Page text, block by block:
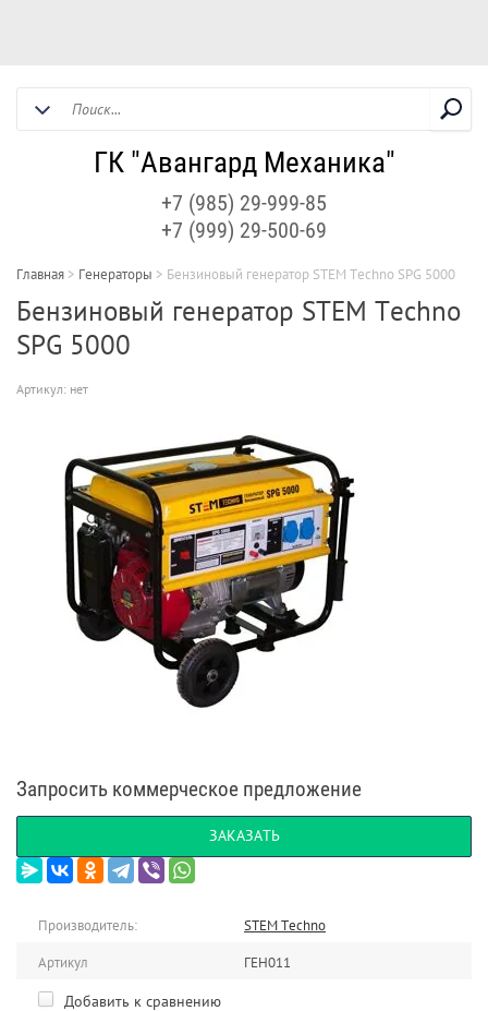
ГК "Авангард Механика"
+7 (985) 29-999-85
+7 (999) 29-500-69
Главная > Генераторы > Бензиновый генератор STEM Techno SPG 5000
Бензиновый генератор STEM Techno
SPG 5000
Артикул: нет
Запросить коммерческое предложение
ЗАКАЗАТЬ
Производитель:
STEM Techno
Артикул
ГЕН011
Добавить к сравнению